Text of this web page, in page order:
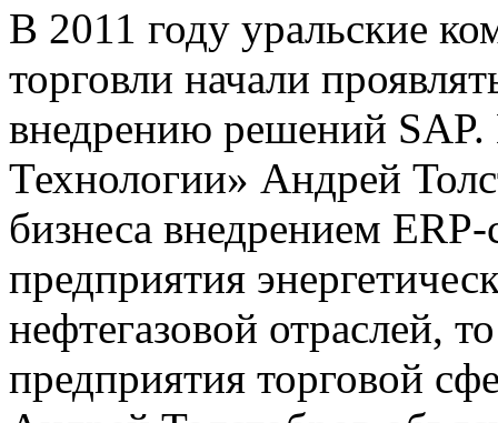
В 2011 году уральские
торговли начали
внедрению решений SAP.
Технологии» Андрей
бизнеса внедрением
предприятия
нефтегазовой отраслей,
предприятия торговой